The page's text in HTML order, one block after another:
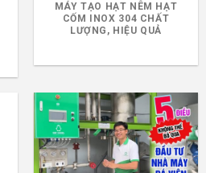
MÁY TẠO HẠT NÊM HẠT
CỐM INOX 304 CHẤT
LƯỢNG, HIỆU QUẢ